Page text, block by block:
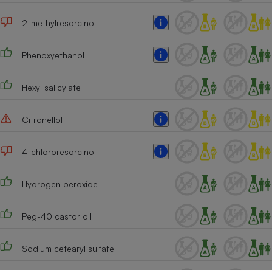
2-methylresorcinol
Phenoxyethanol
Hexyl salicylate
Citronellol
4-chlororesorcinol
Hydrogen peroxide
Peg-40 castor oil
Sodium cetearyl sulfate